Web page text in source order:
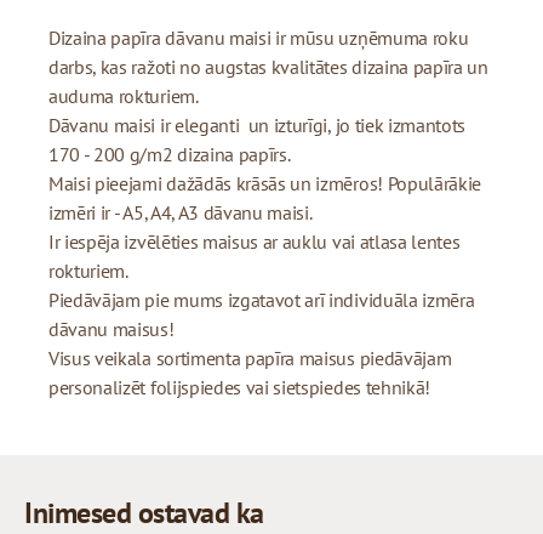
Dizaina papīra dāvanu maisi ir mūsu uzņēmuma roku
darbs, kas ražoti no augstas kvalitātes dizaina papīra un
auduma rokturiem.
Dāvanu maisi ir eleganti un izturīgi, jo tiek izmantots
170 - 200 g/m2 dizaina papīrs.
Maisi pieejami dažādās krāsās un izmēros! Populārākie
izmēri ir - A5, A4, A3 dāvanu maisi.
Ir iespēja izvēlēties maisus ar auklu vai atlasa lentes
rokturiem.
Piedāvājam pie mums izgatavot arī individuāla izmēra
dāvanu maisus!
Visus veikala sortimenta papīra maisus piedāvājam
personalizēt folijspiedes vai sietspiedes tehnikā!
Inimesed ostavad ka